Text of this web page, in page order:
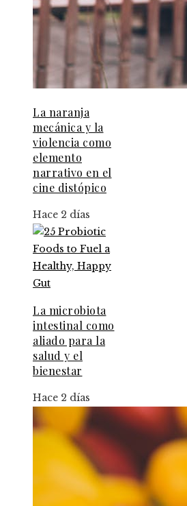
La naranja
mecánica y la
violencia como
elemento
narrativo en el
cine distópico
Hace 2 días
La microbiota
intestinal como
aliado para la
salud y el
bienestar
Hace 2 días